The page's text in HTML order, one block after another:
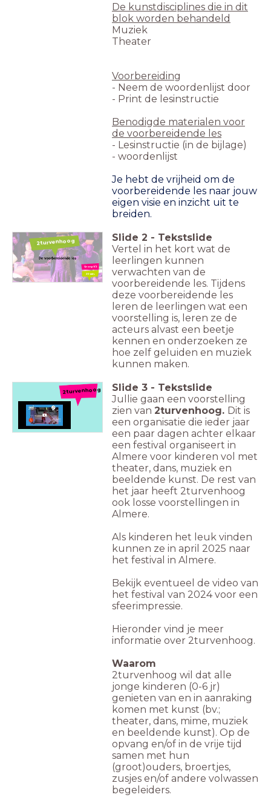
De kunstdisciplines die in dit
blok worden behandeld
Muziek
Theater
Voorbereiding
- Neem de woordenlijst door
- Print de lesinstructie
Benodigde materialen voor
de voorbereidende les
- Lesinstructie (in de bijlage)
- woordenlijst
Je hebt de vrijheid om de
voorbereidende les naar jouw
eigen visie en inzicht uit te
breiden.
Groep 1/2
20 min.
2turvenhoog Slide 2 - Tekstslide
Vertel in het kort wat de
leerlingen kunnen
verwachten van de
voorbereidende les. Tijdens
deze voorbereidende les
leren de leerlingen wat een
voorstelling is, leren ze de
acteurs alvast een beetje
kennen en onderzoeken ze
hoe zelf geluiden en muziek
kunnen maken.
2turvenhoog Slide 3 - Tekstslide
Jullie gaan een voorstelling
zien van 2turvenhoog. Dit is
een organisatie die ieder jaar
een paar dagen achter elkaar
een festival organiseert in
Almere voor kinderen vol met
theater, dans, muziek en
beeldende kunst. De rest van
het jaar heeft 2turvenhoog
ook losse voorstellingen in
Almere.
Als kinderen het leuk vinden
kunnen ze in april 2025 naar
het festival in Almere.
Bekijk eventueel de video van
het festival van 2024 voor een
sfeerimpressie.
Hieronder vind je meer
informatie over 2turvenhoog.
Waarom
2turvenhoog wil dat alle
jonge kinderen (0-6 jr)
genieten van en in aanraking
komen met kunst (bv.;
theater, dans, mime, muziek
en beeldende kunst). Op de
opvang en/of in de vrije tijd
samen met hun
(groot)ouders, broertjes,
zusjes en/of andere volwassen
begeleiders.